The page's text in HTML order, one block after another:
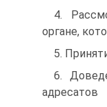
4.
органе,
5.
6.
адресатов